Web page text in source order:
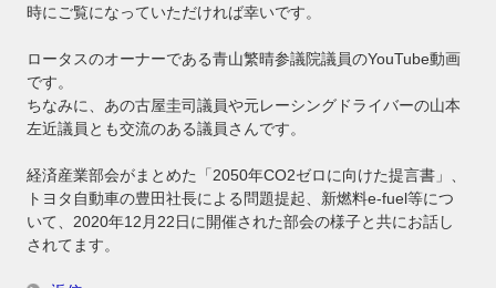
時にご覧になっていただければ幸いです。
ロータスのオーナーである青山繁晴参議院議員のYouTube動画
です。
ちなみに、あの古屋圭司議員や元レーシングドライバーの山本
左近議員とも交流のある議員さんです。
経済産業部会がまとめた「2050年CO2ゼロに向けた提言書」、
トヨタ自動車の豊田社長による問題提起、新燃料e-fuel等につ
いて、2020年12月22日に開催された部会の様子と共にお話し
されてます。